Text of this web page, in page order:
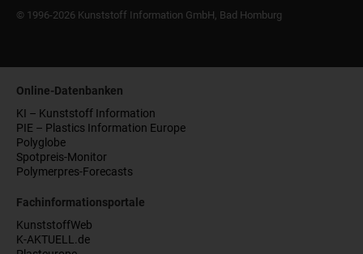
© 1996-2026 Kunststoff Information GmbH, Bad Homburg
Online-Datenbanken
KI – Kunststoff Information
PIE – Plastics Information Europe
Polyglobe
Spotpreis-Monitor
Polymerpres-Forecasts
Fachinformationsportale
KunststoffWeb
K-AKTUELL.de